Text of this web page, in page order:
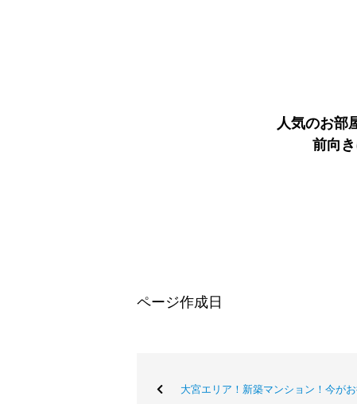
人気のお部
前向
ページ作成日
大宮エリア！新築マンション！今がお